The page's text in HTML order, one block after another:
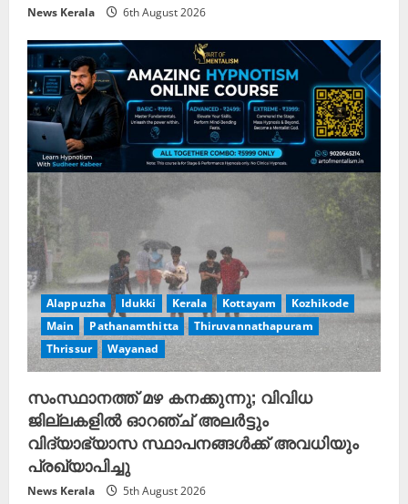
News Kerala 6th August 2026
Alappuzha Idukki Kerala Kottayam
Kozhikode
Main
Pathanamthitta
Thiruvannathapuram
Thrissur
Wayanad
സംസ്ഥാനത്ത് മഴ കനക്കുന്നു; വിവിധ
ജില്ലകളിൽ ഓറഞ്ച് അലർട്ടും
വിദ്യാഭ്യാസ സ്ഥാപനങ്ങൾക്ക് അവധിയും
പ്രഖ്യാപിച്ചു
News Kerala 5th August 2026